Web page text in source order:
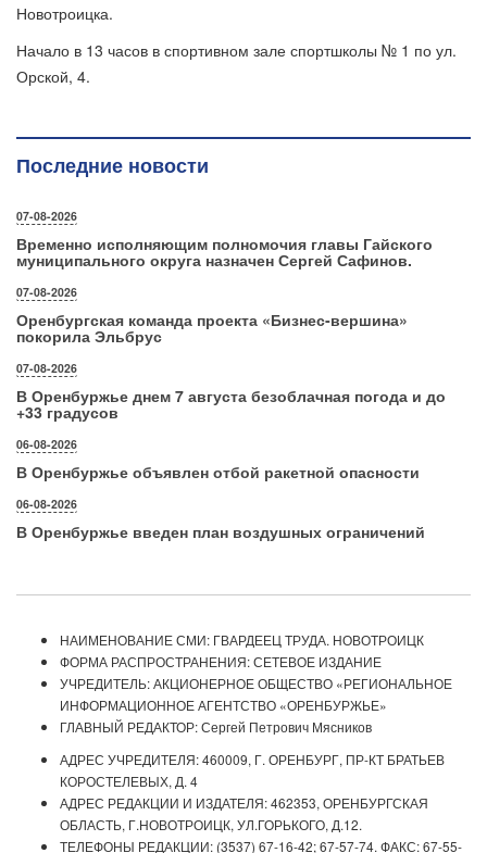
Новотроицка.
Начало в 13 часов в спортивном зале спортшколы № 1 по ул.
Орской, 4.
Последние новости
07-08-2026
Временно исполняющим полномочия главы Гайского
муниципального округа назначен Сергей Сафинов.
07-08-2026
Оренбургская команда проекта «Бизнес‑вершина»
покорила Эльбрус
07-08-2026
В Оренбуржье днем 7 августа безоблачная погода и до
+33 градусов
06-08-2026
В Оренбуржье объявлен отбой ракетной опасности
06-08-2026
В Оренбуржье введен план воздушных ограничений
НАИМЕНОВАНИЕ СМИ: ГВАРДЕЕЦ ТРУДА. НОВОТРОИЦК
ФОРМА РАСПРОСТРАНЕНИЯ: СЕТЕВОЕ ИЗДАНИЕ
УЧРЕДИТЕЛЬ: АКЦИОНЕРНОЕ ОБЩЕСТВО «РЕГИОНАЛЬНОЕ
ИНФОРМАЦИОННОЕ АГЕНТСТВО «ОРЕНБУРЖЬЕ»
ГЛАВНЫЙ РЕДАКТОР: Сергей Петрович Мясников
АДРЕС УЧРЕДИТЕЛЯ: 460009, Г. ОРЕНБУРГ, ПР-КТ БРАТЬЕВ
КОРОСТЕЛЕВЫХ, Д. 4
АДРЕС РЕДАКЦИИ И ИЗДАТЕЛЯ: 462353, ОРЕНБУРГСКАЯ
ОБЛАСТЬ, Г.НОВОТРОИЦК, УЛ.ГОРЬКОГО, Д.12.
ТЕЛЕФОНЫ РЕДАКЦИИ: (3537) 67-16-42; 67-57-74. ФАКС: 67-55-